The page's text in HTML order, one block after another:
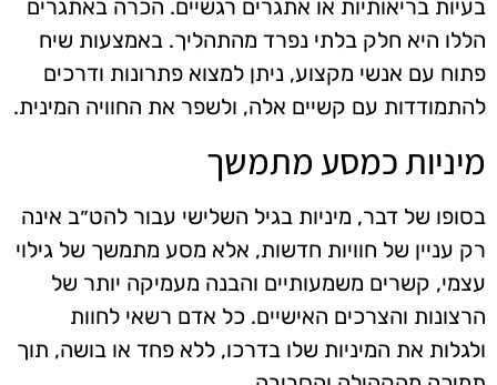
בעיות בריאותיות או אתגרים רגשיים. הכרה באתגרים
הללו היא חלק בלתי נפרד מהתהליך. באמצעות שיח
פתוח עם אנשי מקצוע, ניתן למצוא פתרונות ודרכים
להתמודדות עם קשיים אלה, ולשפר את החוויה המינית.
מיניות כמסע מתמשך
בסופו של דבר, מיניות בגיל השלישי עבור להט״ב אינה
רק עניין של חוויות חדשות, אלא מסע מתמשך של גילוי
עצמי, קשרים משמעותיים והבנה מעמיקה יותר של
הרצונות והצרכים האישיים. כל אדם רשאי לחוות
ולגלות את המיניות שלו בדרכו, ללא פחד או בושה, תוך